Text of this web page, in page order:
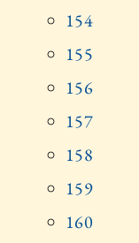
154
155
156
157
158
159
160